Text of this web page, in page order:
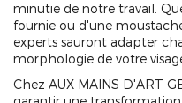
minutie de notre travail.
fournie ou d'une
experts sauront adapter
morphologie de votre
Chez AUX MAINS D'ART